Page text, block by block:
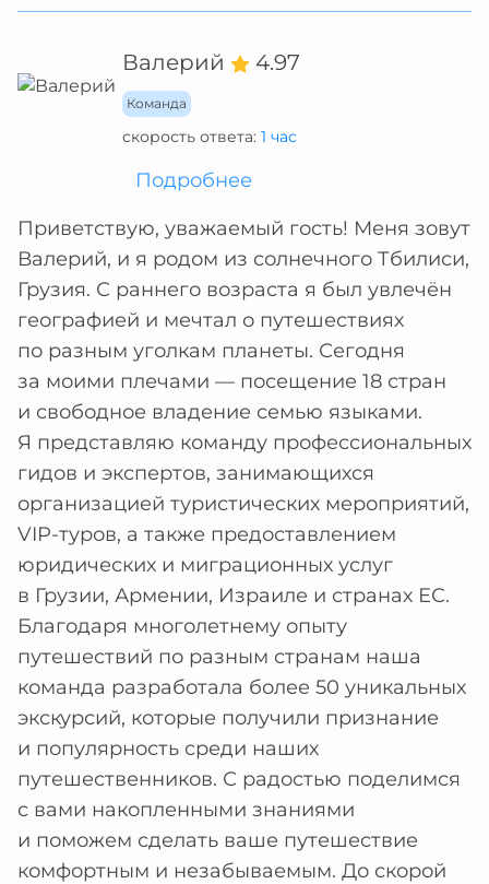
Валерий 4.97
Команда
скорость ответа: 1 час
Подробнее
Приветствую, уважаемый гость! Меня зовут
Валерий, и я родом из солнечного Тбилиси,
Грузия. С раннего возраста я был увлечён
географией и мечтал о путешествиях
по разным уголкам планеты. Сегодня
за моими плечами — посещение 18 стран
и свободное владение семью языками.
Я представляю команду профессиональных
гидов и экспертов, занимающихся
организацией туристических мероприятий,
VIP-туров, а также предоставлением
юридических и миграционных услуг
в Грузии, Армении, Израиле и странах ЕС.
Благодаря многолетнему опыту
путешествий по разным странам наша
команда разработала более 50 уникальных
экскурсий, которые получили признание
и популярность среди наших
путешественников. С радостью поделимся
с вами накопленными знаниями
и поможем сделать ваше путешествие
комфортным и незабываемым. До скорой